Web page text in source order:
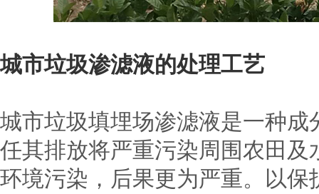
城市垃圾渗滤液的处理工艺
城市垃圾填埋场渗滤液是一种
任其排放将严重污染周围农田
环境污染，后果更为严重。以